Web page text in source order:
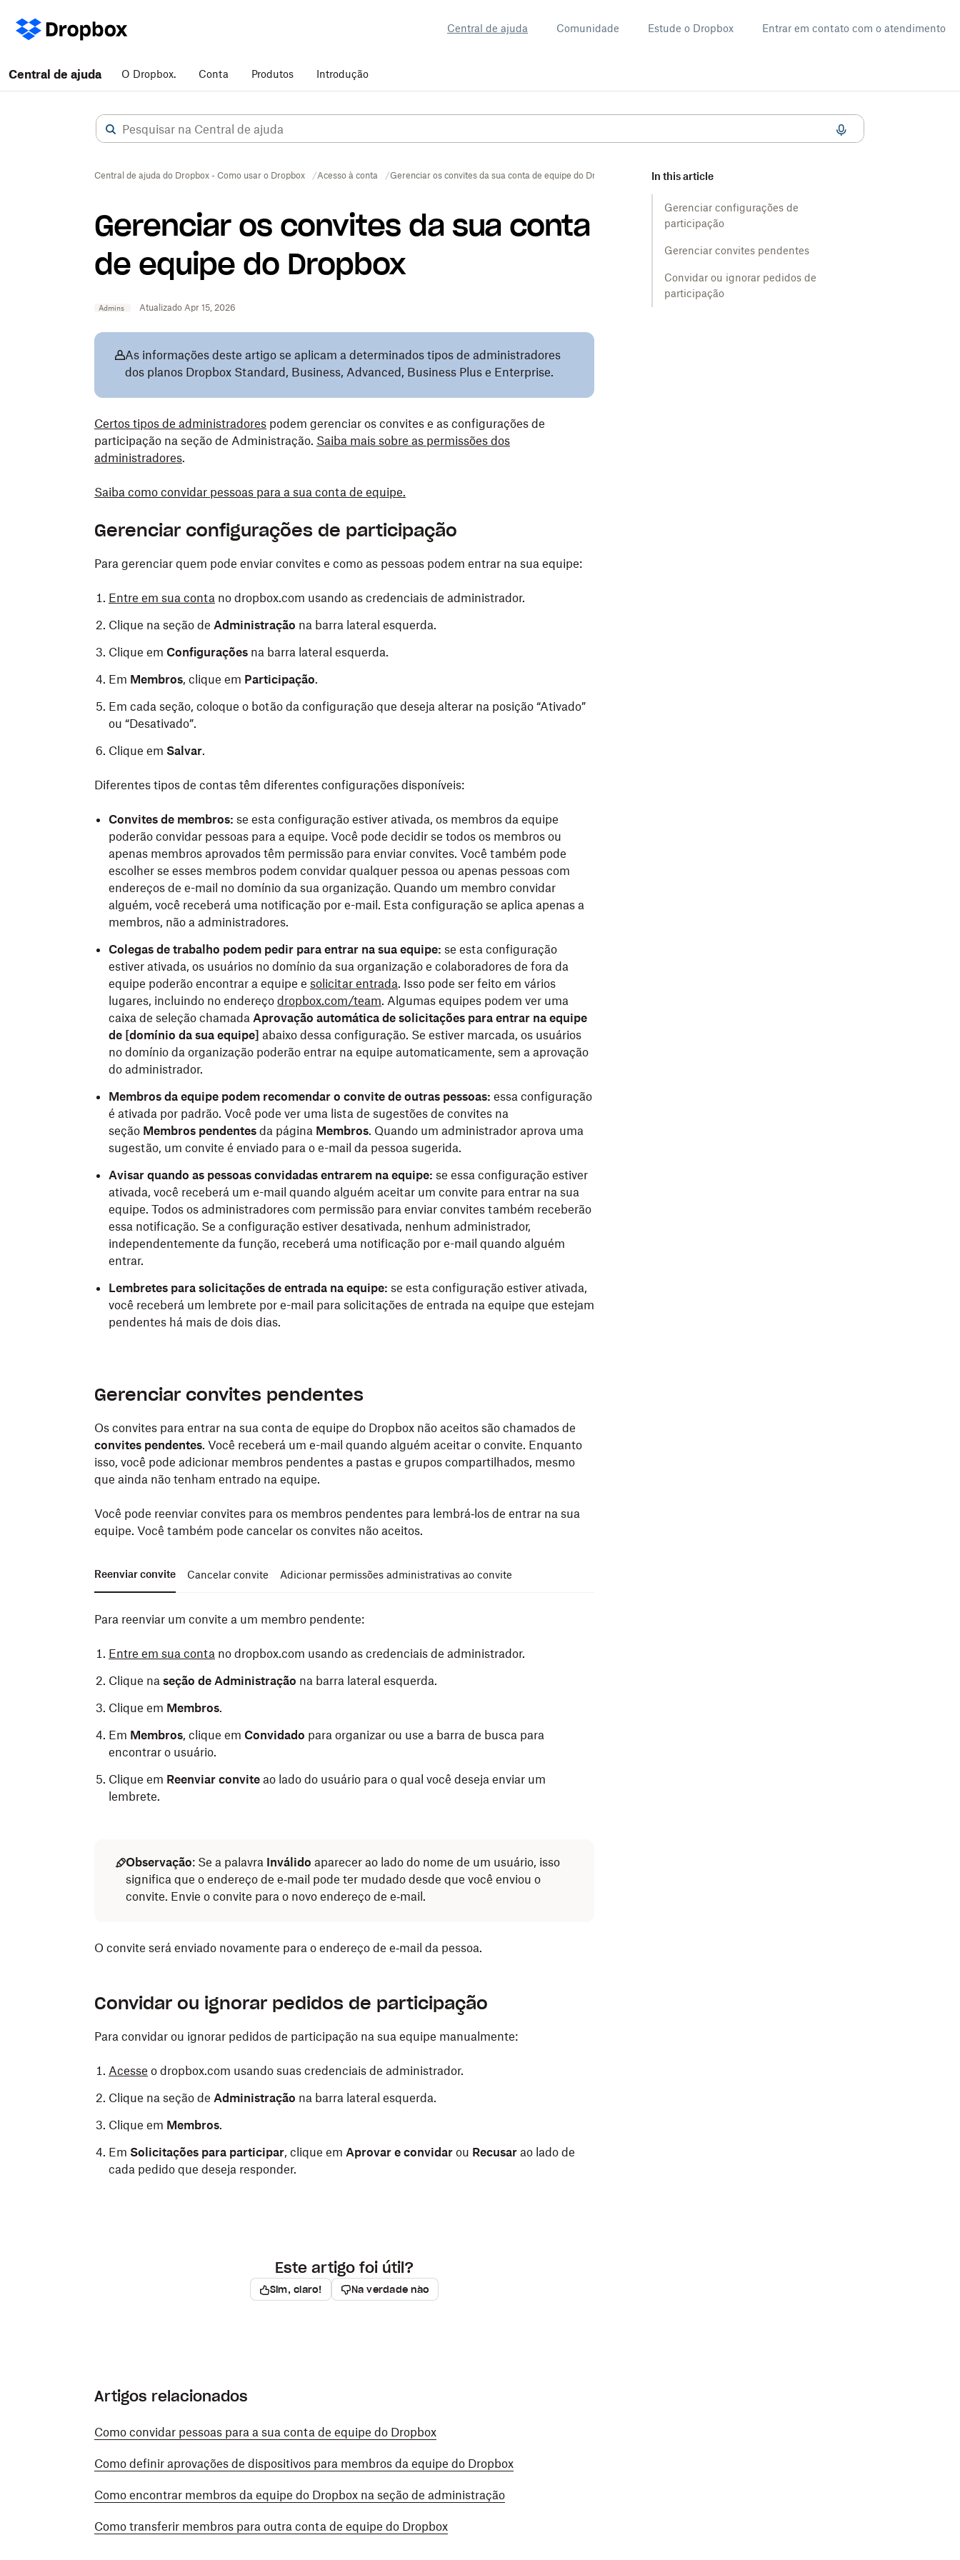
Central de ajuda Comunidade Estude o Dropbox Entrar em contato com o atendimento
Central de ajuda O Dropbox. Conta Produtos Introdução
Central de ajuda do Dropbox - Como usar o Dropbox Acesso à conta Gerenciar os convites da sua conta de equipe do Dropbox
Gerenciar os convites da sua conta
de equipe do Dropbox
Admins Atualizado Apr 15, 2026
In this article
Gerenciar configurações de
participação
Gerenciar convites pendentes
Convidar ou ignorar pedidos de
participação
As informações deste artigo se aplicam a determinados tipos de administradores
dos planos Dropbox Standard, Business, Advanced, Business Plus e Enterprise.
Certos tipos de administradores podem gerenciar os convites e as configurações de
participação na seção de Administração. Saiba mais sobre as permissões dos
administradores.
Saiba como convidar pessoas para a sua conta de equipe.
Gerenciar configurações de participação
Para gerenciar quem pode enviar convites e como as pessoas podem entrar na sua equipe:
Entre em sua conta no dropbox.com usando as credenciais de administrador.
Clique na seção de Administração na barra lateral esquerda.
Clique em Configurações na barra lateral esquerda.
Em Membros, clique em Participação.
Em cada seção, coloque o botão da configuração que deseja alterar na posição “Ativado”
ou “Desativado”.
Clique em Salvar.
Diferentes tipos de contas têm diferentes configurações disponíveis:
Convites de membros: se esta configuração estiver ativada, os membros da equipe
poderão convidar pessoas para a equipe. Você pode decidir se todos os membros ou
apenas membros aprovados têm permissão para enviar convites. Você também pode
escolher se esses membros podem convidar qualquer pessoa ou apenas pessoas com
endereços de e-mail no domínio da sua organização. Quando um membro convidar
alguém, você receberá uma notificação por e-mail. Esta configuração se aplica apenas a
membros, não a administradores.
Colegas de trabalho podem pedir para entrar na sua equipe: se esta configuração
estiver ativada, os usuários no domínio da sua organização e colaboradores de fora da
equipe poderão encontrar a equipe e solicitar entrada. Isso pode ser feito em vários
lugares, incluindo no endereço dropbox.com/team. Algumas equipes podem ver uma
caixa de seleção chamada Aprovação automática de solicitações para entrar na equipe
de [domínio da sua equipe] abaixo dessa configuração. Se estiver marcada, os usuários
no domínio da organização poderão entrar na equipe automaticamente, sem a aprovação
do administrador.
Membros da equipe podem recomendar o convite de outras pessoas: essa configuração
é ativada por padrão. Você pode ver uma lista de sugestões de convites na
seção Membros pendentes da página Membros. Quando um administrador aprova uma
sugestão, um convite é enviado para o e-mail da pessoa sugerida.
Avisar quando as pessoas convidadas entrarem na equipe: se essa configuração estiver
ativada, você receberá um e-mail quando alguém aceitar um convite para entrar na sua
equipe. Todos os administradores com permissão para enviar convites também receberão
essa notificação. Se a configuração estiver desativada, nenhum administrador,
independentemente da função, receberá uma notificação por e-mail quando alguém
entrar.
Lembretes para solicitações de entrada na equipe: se esta configuração estiver ativada,
você receberá um lembrete por e-mail para solicitações de entrada na equipe que estejam
pendentes há mais de dois dias.
Gerenciar convites pendentes
Os convites para entrar na sua conta de equipe do Dropbox não aceitos são chamados de
convites pendentes. Você receberá um e-mail quando alguém aceitar o convite. Enquanto
isso, você pode adicionar membros pendentes a pastas e grupos compartilhados, mesmo
que ainda não tenham entrado na equipe.
Você pode reenviar convites para os membros pendentes para lembrá‑los de entrar na sua
equipe. Você também pode cancelar os convites não aceitos.
Reenviar convite Cancelar convite Adicionar permissões administrativas ao convite
Para reenviar um convite a um membro pendente:
Entre em sua conta no dropbox.com usando as credenciais de administrador.
Clique na seção de Administração na barra lateral esquerda.
Clique em Membros.
Em Membros, clique em Convidado para organizar ou use a barra de busca para
encontrar o usuário.
Clique em Reenviar convite ao lado do usuário para o qual você deseja enviar um
lembrete.
Observação: Se a palavra Inválido aparecer ao lado do nome de um usuário, isso
significa que o endereço de e‑mail pode ter mudado desde que você enviou o
convite. Envie o convite para o novo endereço de e‑mail.
O convite será enviado novamente para o endereço de e‑mail da pessoa.
Clique emMembros.
EmMembros, clique emConvidadopara classificar ou use a barra de busca para
encontrar o usuário.
Clique emMais
ao lado do convite que deseja cancelar.
Clique emCancelar convite.
Se você adicionou arquivos à conta de um membro pendente ou adicionou o
pendente.
o dropbox.com usando suas credenciais de administrador.
Clique naseção de Administraçãona barra lateral esquerda.
Clique em Membros.
EmMembros, localize o usuário ou use a barra de busca para encontrá-lo. Em seguida,
clique em Mais
ao lado do convite ao qual você gostaria de adicionar permissões de
Clique emTornar administrador.
Convidar ou ignorar pedidos de participação
Para convidar ou ignorar pedidos de participação na sua equipe manualmente:
Acesse o dropbox.com usando suas credenciais de administrador.
Clique na seção de Administração na barra lateral esquerda.
Clique em Membros.
Em Solicitações para participar, clique em Aprovar e convidar ou Recusar ao lado de
cada pedido que deseja responder.
Este artigo foi útil?
Sim, claro! Na verdade não
Artigos relacionados
Como convidar pessoas para a sua conta de equipe do Dropbox
Como definir aprovações de dispositivos para membros da equipe do Dropbox
Como encontrar membros da equipe do Dropbox na seção de administração
Como transferir membros para outra conta de equipe do Dropbox